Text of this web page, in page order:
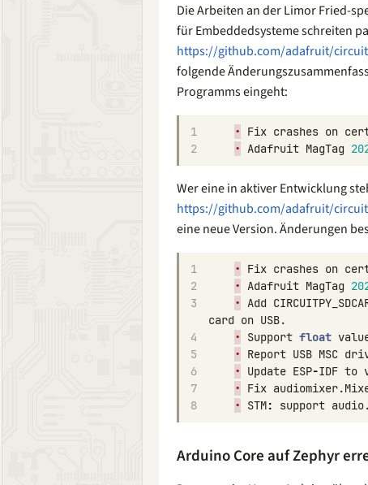
Die Arbeiten an der Limor Fried-
für Embeddedsysteme schreiten
https://github.com/adafruit/
folgende
Programms eingeht:
1 • Fix crashes on
2
• Adafruit MagTag
Wer eine in aktiver Entwicklung
https://github.com/adafruit/
eine neue Version. Änderungen
1 • Fix crashes on
2
• Adafruit MagTag
3
• Add
card on USB.
4
• Support float
5
• Report USB MSC
6
• Update ESP-IDF to
7
• Fix audiomixer.
8
• STM: support audio.
Arduino Core auf Zephyr